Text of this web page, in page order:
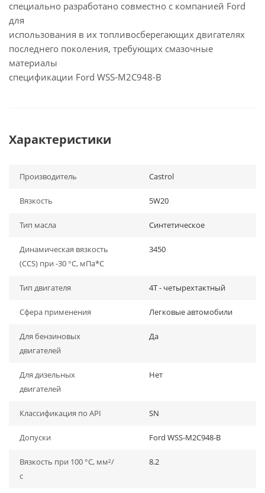
специально разработано совместно с компанией Ford
для
использования в их топливосберегающих двигателях
последнего поколения, требующих смазочные
материалы
спецификации Ford WSS-M2C948-B
Характеристики
Производитель Castrol
Вязкость 5W20
Тип масла Синтетическое
Динамическая вязкость
(CCS) при -30 °C, мПа*С
3450
Тип двигателя 4Т - четырехтактный
Сфера применения Легковые автомобили
Для бензиновых
двигателей
Да
Для дизельных
двигателей
Нет
Классификация по API SN
Допуски Ford WSS-M2C948-B
Вязкость при 100 °C, мм²/
с
8.2